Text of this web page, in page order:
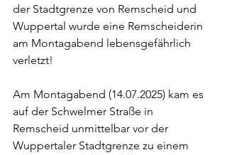
der Stadtgrenze von Remscheid und
Wuppertal wurde eine Remscheiderin
am Montagabend lebensgefährlich
verletzt!
Am Montagabend (14.07.2025) kam es
auf der Schwelmer Straße in
Remscheid unmittelbar vor der
Wuppertaler Stadtgrenze zu einem